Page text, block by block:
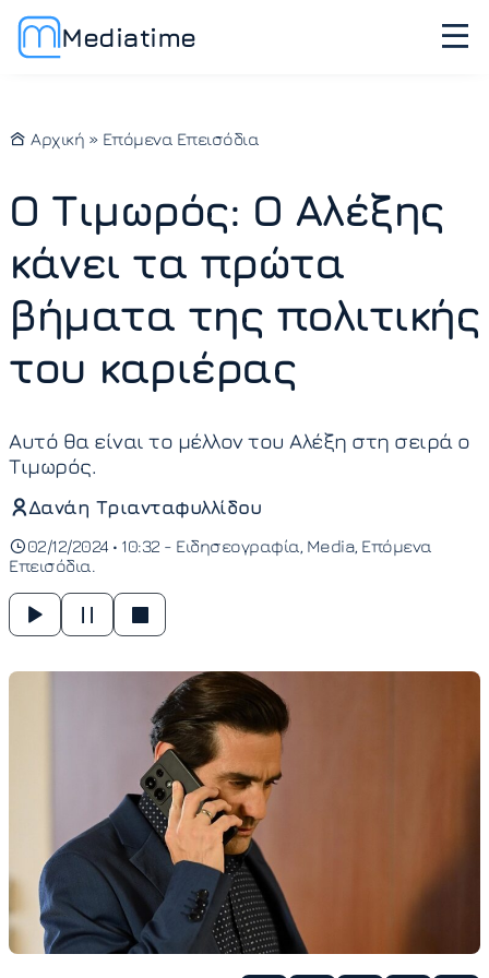
Mediatime
Αρχική » Επόμενα Επεισόδια
Ο Τιμωρός: Ο Αλέξης
κάνει τα πρώτα
βήματα της πολιτικής
του καριέρας
Αυτό θα είναι το μέλλον του Αλέξη στη σειρά ο
Τιμωρός.
Δανάη Τριανταφυλλίδου
02/12/2024 • 10:32 - Ειδησεογραφία Media Επόμενα
Επεισόδια